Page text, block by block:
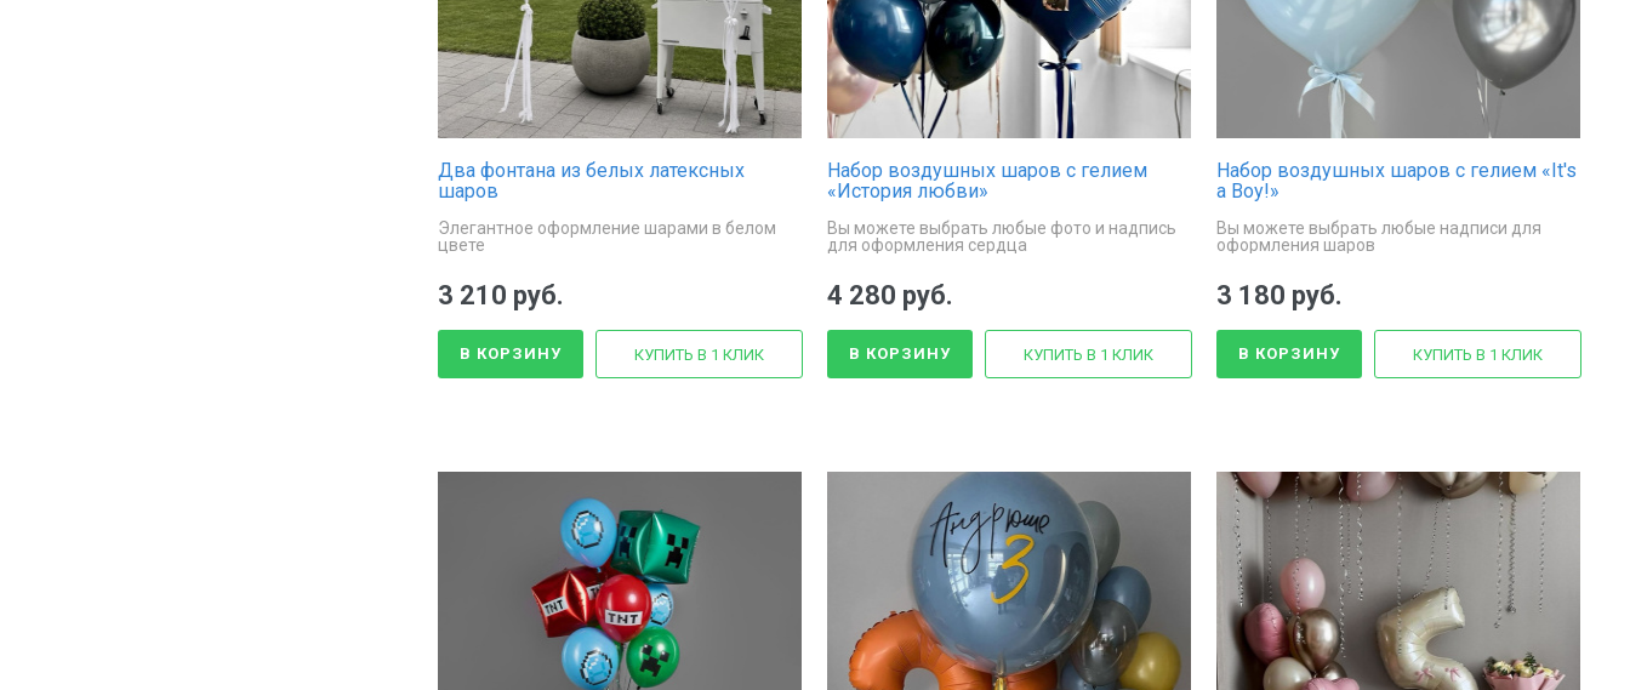
Два фонтана из белых латексных
шаров
Элегантное оформление шарами в белом
цвете
3 210 руб.
В КОРЗИНУ КУПИТЬ В 1 КЛИК
Набор воздушных шаров с гелием
«История любви»
Вы можете выбрать любые фото и надпись
для оформления сердца
4 280 руб.
В КОРЗИНУ КУПИТЬ В 1 КЛИК
Набор воздушных шаров с гелием «It's
a Boy!»
Вы можете выбрать любые надписи для
оформления шаров
3 180 руб.
В КОРЗИНУ КУПИТЬ В 1 КЛИК